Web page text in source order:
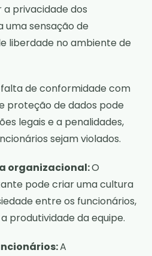
a privacidade dos
uma sensação de
liberdade no ambiente de
de conformidade com
proteção de dados pode
legais e a penalidades,
sejam violados.
organizacional:O
pode criar uma cultura
entre os funcionários,
produtividade da equipe.
A